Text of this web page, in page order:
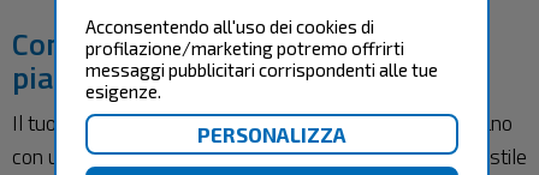
Acconsentendo all'uso dei cookies di
profilazione/marketing potremo offrirti
messaggi pubblicitari corrispondenti alle tue
esigenze.
Compila il modulo per ricevere un
piano nutrizionale
Il tuo familiare a quattro zampe è come un essere umano
con una sua forma fisica, un metabolismo proprio, uno stile